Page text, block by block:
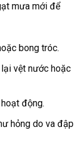
mưa mới để
bong tróc.
vệt nước hoặc
động.
hỏng do va đập